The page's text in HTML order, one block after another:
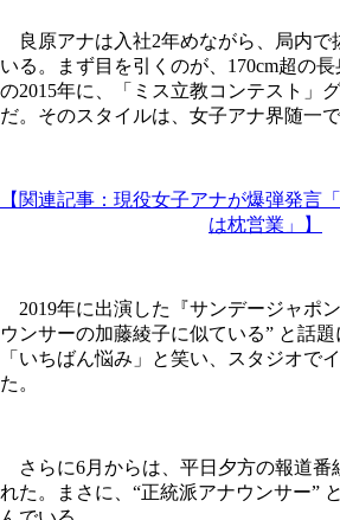
良原アナは入社2年めながら、局内で
いる。まず目を引くのが、170cm超の
の2015年に、「ミス立教コンテスト」
だ。そのスタイルは、女子アナ界随一で
【関連記事：現役女子アナが爆弾発言
は枕営業」】
2019年に出演した『サンデージャポ
ウンサーの加藤綾子に似ている” と話
「いちばん悩み」と笑い、スタジオで
た。
さらに6月からは、平日夕方の報道番
れた。まさに、“正統派アナウンサー”